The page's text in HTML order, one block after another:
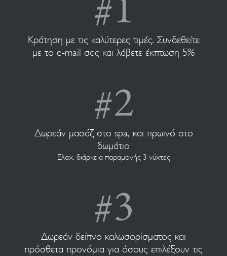
Κράτηση με τις καλύτερες τιμές. Συνδεθείτε
με το e-mail σας και λάβετε έκπτωση 5%
Δωρεάν μασάζ στο spa, και πρωινό στο
δωμάτιο
Ελαχ. διάρκεια παραμονής 3 νύχτες
Δωρεάν δείπνο καλωσορίσματος και
πρόσθετα προνόμια για όσους επιλέξουν τις